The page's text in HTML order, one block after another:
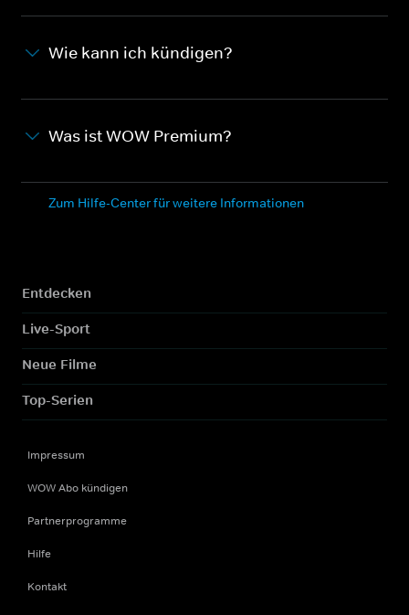
Wie kann ich kündigen?
Was ist WOW Premium?
Zum Hilfe-Center für weitere Informationen
Entdecken
Live-Sport
Neue Filme
Top-Serien
Impressum
WOW Abo kündigen
Partnerprogramme
Hilfe
Kontakt